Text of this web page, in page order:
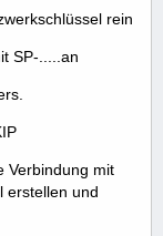
rein
SP-.....an
Verbindung mit
erstellen und